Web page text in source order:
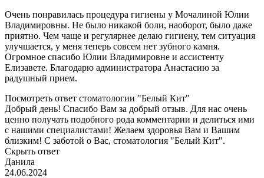
Очень понравилась процедура гигиены у Мочалиной Юлии
Владимировны. Не было никакой боли, наоборот, было даже
приятно. Чем чаще и регулярнее делаю гигиену, тем ситуация
улучшается, у меня теперь совсем нет зубного камня.
Огромное спасибо Юлии Владимировне и ассистенту
Елизавете. Благодарю администратора Анастасию за
радушный прием.
Посмотреть ответ стоматологии "Белый Кит"
Добрый день! Спасибо Вам за добрый отзыв. Для нас очень
ценно получать подобного рода комментарии и делиться ими
с нашими специалистами! Желаем здоровья Вам и Вашим
близким! С заботой о Вас, стоматология "Белый Кит".
Скрыть ответ
Данила
24.06.2024